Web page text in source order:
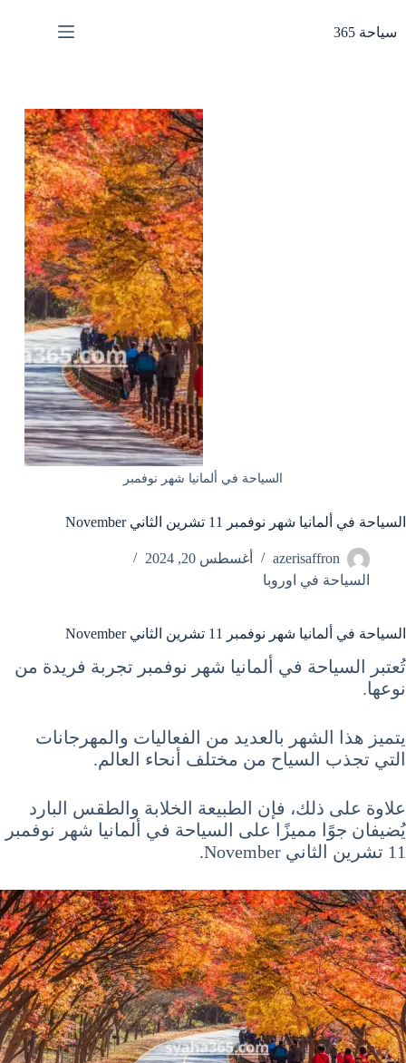
المحتوى
سياحة 365
السياحة في ألمانيا شهر نوفمبر
السياحة في ألمانيا شهر نوفمبر 11 تشرين الثاني November
azerisaffron
أغسطس 20, 2024
السياحة في اوروبا
السياحة في ألمانيا شهر نوفمبر 11 تشرين الثاني November
تُعتبر السياحة في ألمانيا شهر نوفمبر تجربة فريدة من
نوعها.
يتميز هذا الشهر بالعديد من الفعاليات والمهرجانات
التي تجذب السياح من مختلف أنحاء العالم.
علاوة على ذلك، فإن الطبيعة الخلابة والطقس البارد
يُضيفان جوًا مميزًا على السياحة في ألمانيا شهر نوفمبر
11 تشرين الثاني November.